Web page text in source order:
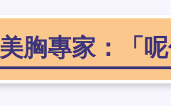
美胸專家：「